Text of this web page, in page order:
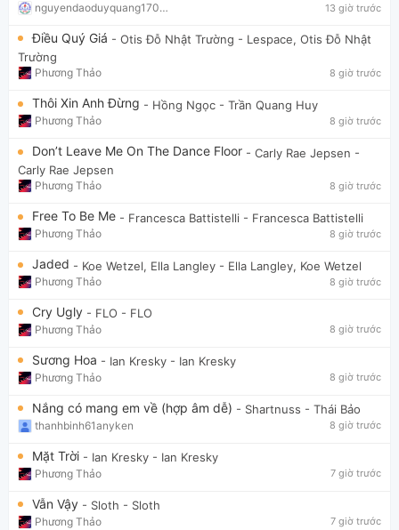
nguyendaoduyquang17021 13 giờ trước
Điều Quý Giá - Otis Đỗ Nhật Trường - Lespace, Otis Đỗ Nhật
Trường
Phương Thảo 8 giờ trước
Thôi Xin Anh Đừng - Hồng Ngọc - Trần Quang Huy
Phương Thảo 8 giờ trước
Don’t Leave Me On The Dance Floor - Carly Rae Jepsen -
Carly Rae Jepsen
Phương Thảo 8 giờ trước
Free To Be Me - Francesca Battistelli - Francesca Battistelli
Phương Thảo 8 giờ trước
Jaded - Koe Wetzel, Ella Langley - Ella Langley, Koe Wetzel
Phương Thảo 8 giờ trước
Cry Ugly - FLO - FLO
Phương Thảo 8 giờ trước
Sương Hoa - Ian Kresky - Ian Kresky
Phương Thảo 8 giờ trước
Nắng có mang em về (hợp âm dễ) - Shartnuss - Thái Bảo
thanhbinh61anyken 8 giờ trước
Mặt Trời - Ian Kresky - Ian Kresky
Phương Thảo 7 giờ trước
Vẫn Vậy - Sloth - Sloth
Phương Thảo 7 giờ trước